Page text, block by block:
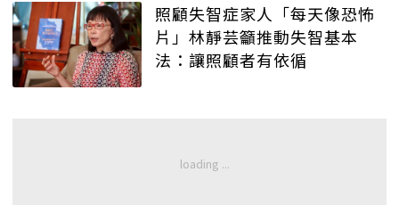
照顧失智症家人「每天像恐怖
片」林靜芸籲推動失智基本
法：讓照顧者有依循